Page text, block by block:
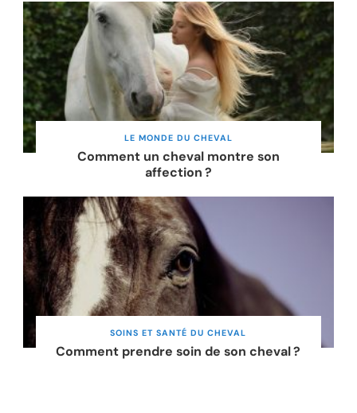
LE MONDE DU CHEVAL
Comment un cheval montre son
affection ?
SOINS ET SANTÉ DU CHEVAL
Comment prendre soin de son cheval ?